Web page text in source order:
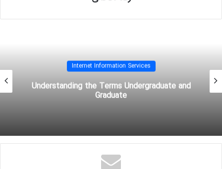
Performance Features
Internet Information Services
Understanding the Terms Undergraduate and
Graduate